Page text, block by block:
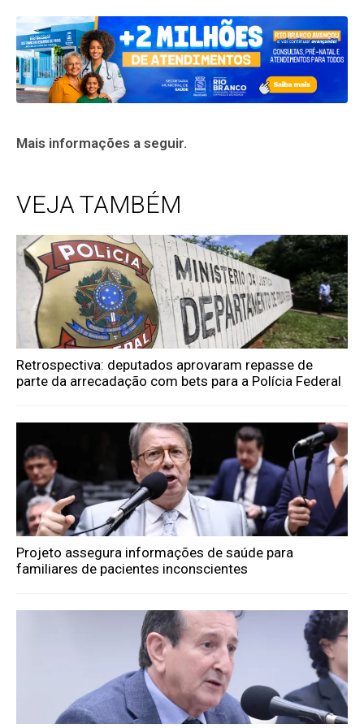
Mais informações a seguir.
VEJA TAMBÉM
Retrospectiva: deputados aprovaram repasse de
parte da arrecadação com bets para a Polícia Federal
Projeto assegura informações de saúde para
familiares de pacientes inconscientes